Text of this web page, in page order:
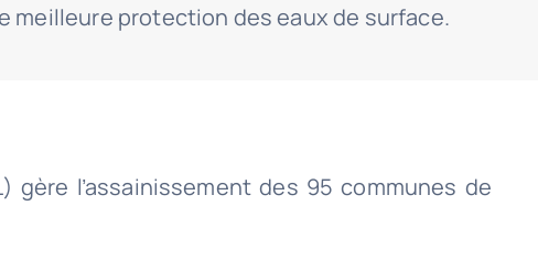
protection des eaux de surface.
gère l’assainissement des 95 communes de